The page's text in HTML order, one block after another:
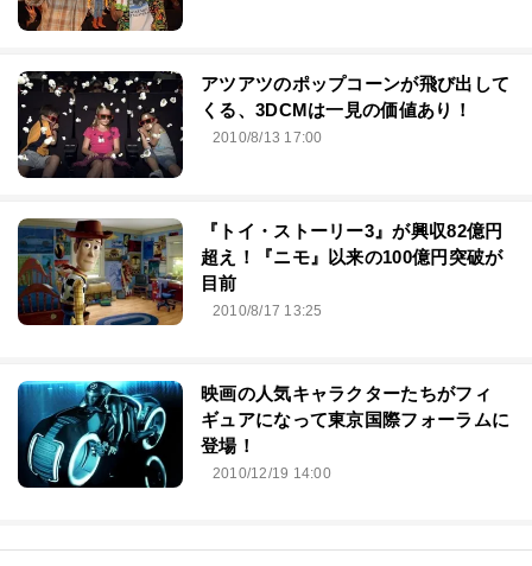
アツアツのポップコーンが飛び出して
くる、3DCMは一見の価値あり！
2010/8/13 17:00
『トイ・ストーリー3』が興収82億円
超え！『ニモ』以来の100億円突破が
目前
2010/8/17 13:25
映画の人気キャラクターたちがフィ
ギュアになって東京国際フォーラムに
登場！
2010/12/19 14:00